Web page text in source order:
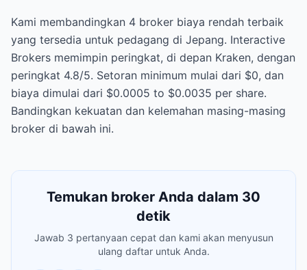
Kami membandingkan 4 broker biaya rendah terbaik
yang tersedia untuk pedagang di Jepang. Interactive
Brokers memimpin peringkat, di depan Kraken, dengan
peringkat 4.8/5. Setoran minimum mulai dari $0, dan
biaya dimulai dari $0.0005 to $0.0035 per share.
Bandingkan kekuatan dan kelemahan masing-masing
broker di bawah ini.
Temukan broker Anda dalam 30
detik
Jawab 3 pertanyaan cepat dan kami akan menyusun
ulang daftar untuk Anda.